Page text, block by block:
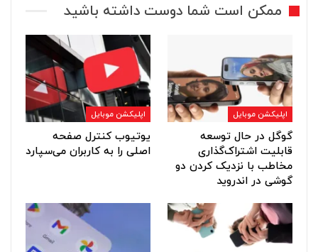
ممکن است شما دوست داشته باشید
اپلیکشن موبایل
گوگل در حال توسعه
قابلیت اشتراک‌گذاری
مخاطب با نزدیک کردن دو
گوشی در اندروید
اپلیکشن موبایل
یوتیوب کنترل صفحه
اصلی را به کاربران می‌سپارد